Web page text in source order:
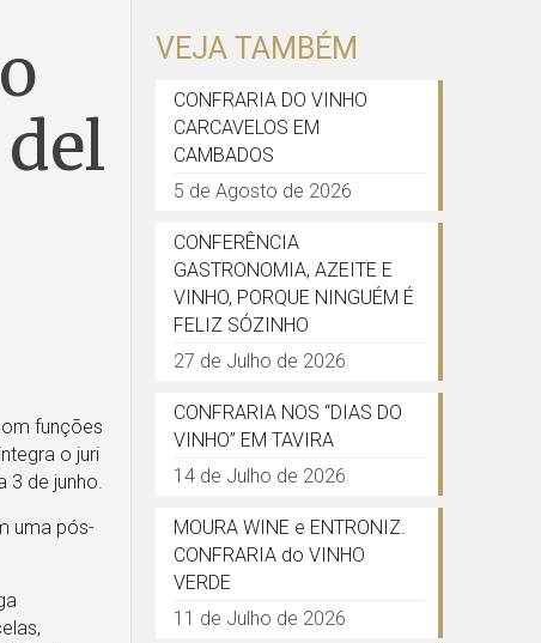
funções
o juri
3 de junho.
uma pós-
VEJA TAMBÉM
CONFRARIA DO VINHO
CARCAVELOS EM
CAMBADOS
5 de Agosto de 2026
CONFERÊNCIA
GASTRONOMIA, AZEITE E
VINHO, PORQUE NINGUÉM É
FELIZ SÓZINHO
27 de Julho de 2026
CONFRARIA NOS “DIAS DO
VINHO” EM TAVIRA
14 de Julho de 2026
MOURA WINE e ENTRONIZ.
CONFRARIA do VINHO
VERDE
11 de Julho de 2026